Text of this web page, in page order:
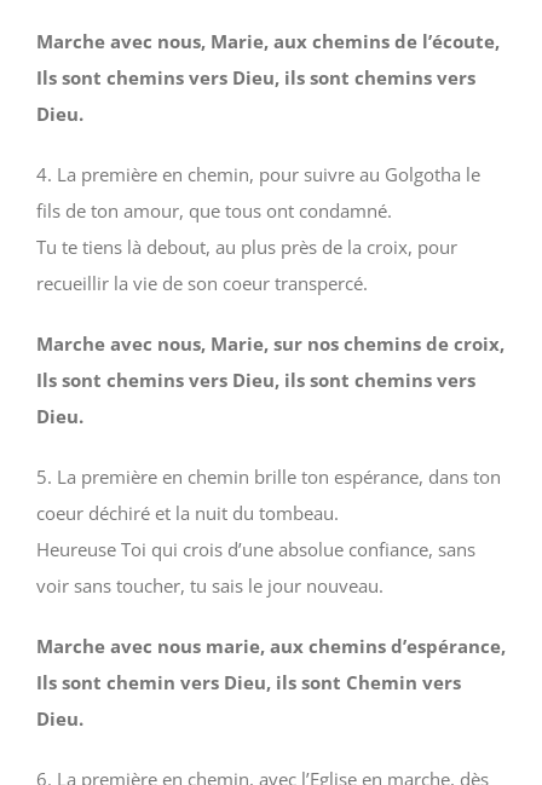
Marche avec nous, Marie, aux chemins de l’écoute,
Ils sont chemins vers Dieu, ils sont chemins vers
Dieu.
4. La première en chemin, pour suivre au Golgotha le
fils de ton amour, que tous ont condamné.
Tu te tiens là debout, au plus près de la croix, pour
recueillir la vie de son coeur transpercé.
Marche avec nous, Marie, sur nos chemins de croix,
Ils sont chemins vers Dieu, ils sont chemins vers
Dieu.
5. La première en chemin brille ton espérance, dans ton
coeur déchiré et la nuit du tombeau.
Heureuse Toi qui crois d’une absolue confiance, sans
voir sans toucher, tu sais le jour nouveau.
Marche avec nous marie, aux chemins d’espérance,
Ils sont chemin vers Dieu, ils sont Chemin vers
Dieu.
6. La première en chemin, avec l’Eglise en marche, dès